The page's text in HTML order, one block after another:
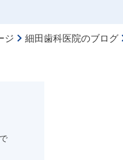
ジ 細田歯科医院のブログ